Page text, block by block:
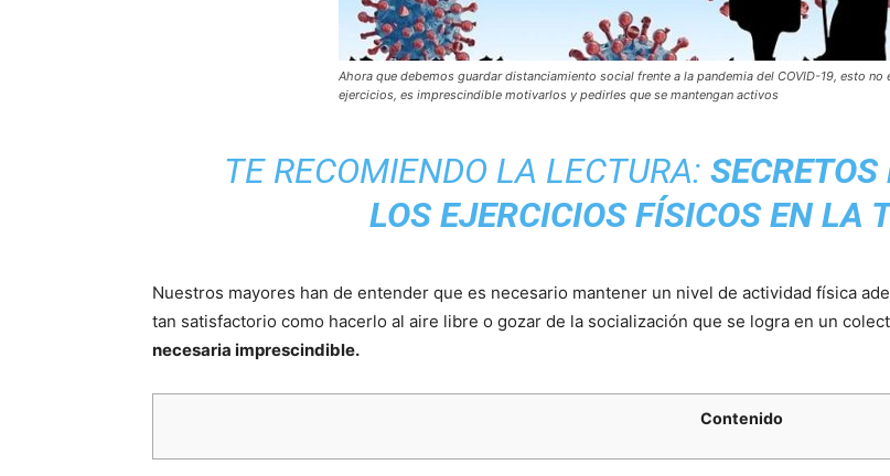
Ahora que debemos guardar distanciamiento social frente a la pandemia del COVID-19, esto
ejercicios, es imprescindible motivarlos y pedirles que se mantengan activos
TE RECOMIENDO LA LECTURA:
LOS EJERCICIOS FÍSICOS EN LA
Nuestros mayores han de entender que es necesario mantener un nivel de actividad física
tan satisfactorio como hacerlo al aire libre o gozar de la socialización que se logra en un
necesaria imprescindible.
Contenido